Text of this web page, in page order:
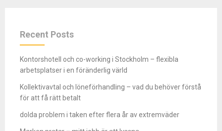
Recent Posts
Kontorshotell och co-working i Stockholm – flexibla
arbetsplatser i en föränderlig värld
Kollektivavtal och löneförhandling – vad du behöver förstå
för att få rätt betalt
dolda problem i taken efter flera år av extremväder